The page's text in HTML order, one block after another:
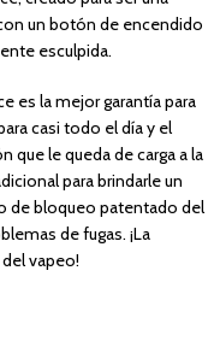
un botón de encendido
esculpida.
es la mejor garantía para
casi todo el día y el
que le queda de carga a la
para brindarle un
de bloqueo patentado del
de fugas. ¡La
vapeo!